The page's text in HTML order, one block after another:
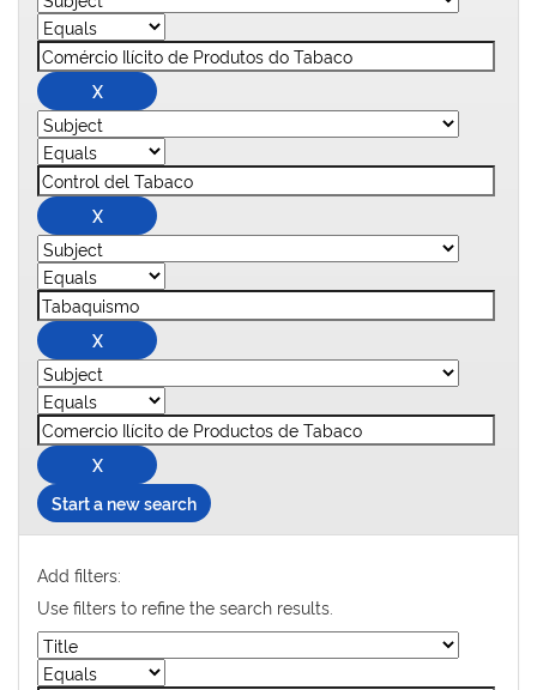
Start a new search
Add filters:
Use filters to refine the search results.